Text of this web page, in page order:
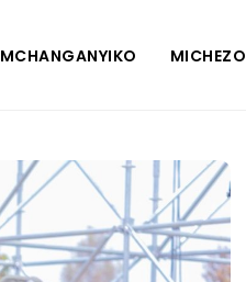
MCHANGANYIKO MICHEZO